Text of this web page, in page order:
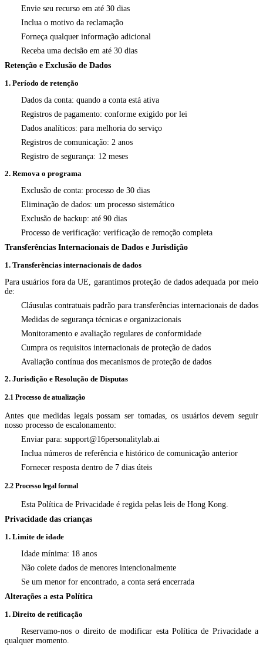
Envie seu recurso em até 30 dias
Inclua o motivo da reclamação
Forneça qualquer informação adicional
Receba uma decisão em até 30 dias
Retenção e Exclusão de Dados
1. Período de retenção
Dados da conta: quando a conta está ativa
Registros de pagamento: conforme exigido por lei
Dados analíticos: para melhoria do serviço
Registros de comunicação: 2 anos
Registro de segurança: 12 meses
2. Remova o programa
Exclusão de conta: processo de 30 dias
Eliminação de dados: um processo sistemático
Exclusão de backup: até 90 dias
Processo de verificação: verificação de remoção completa
Transferências Internacionais de Dados e Jurisdição
1. Transferências internacionais de dados
Para usuários fora da UE, garantimos proteção de dados adequada por meio
de:
Cláusulas contratuais padrão para transferências internacionais de dados
Medidas de segurança técnicas e organizacionais
Monitoramento e avaliação regulares de conformidade
Cumpra os requisitos internacionais de proteção de dados
Avaliação contínua dos mecanismos de proteção de dados
2. Jurisdição e Resolução de Disputas
2.1 Processo de atualização
Antes que medidas legais possam ser tomadas, os usuários devem seguir
nosso processo de escalonamento:
Enviar para: support@16personalitylab.ai
Inclua números de referência e histórico de comunicação anterior
Fornecer resposta dentro de 7 dias úteis
2.2 Processo legal formal
Esta Política de Privacidade é regida pelas leis de Hong Kong.
Privacidade das crianças
1. Limite de idade
Idade mínima: 18 anos
Não colete dados de menores intencionalmente
Se um menor for encontrado, a conta será encerrada
Alterações a esta Política
1. Direito de retificação
Reservamo-nos o direito de modificar esta Política de Privacidade a
qualquer momento.